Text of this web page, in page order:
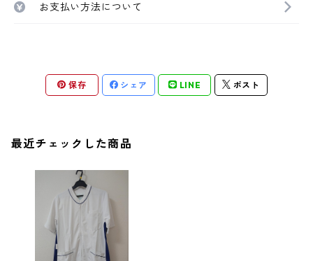
お支払い方法について
保存 シェア LINE ポスト
最近チェックした商品